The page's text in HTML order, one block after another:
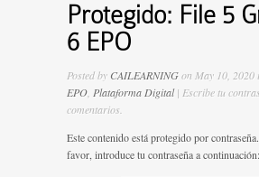
Protegido: File 5
6 EPO
Posted by CAILEARNINGon May 10, 2020
EPO Plataforma Digital| Escribe tu
comentarios.
Este contenido está protegido por
favor, introduce tu contraseña a continuación: